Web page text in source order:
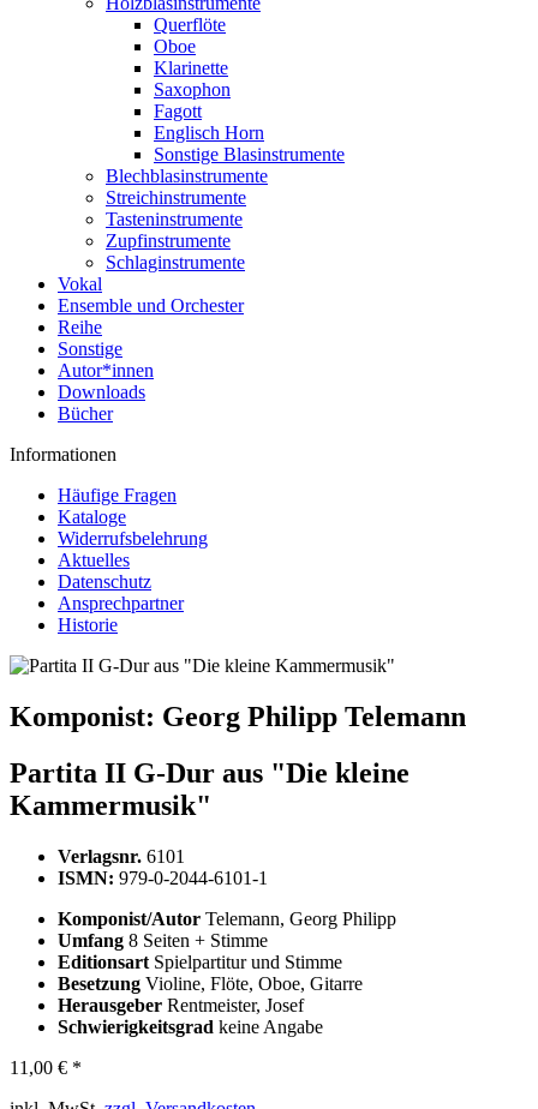
Querflöte
Oboe
Klarinette
Saxophon
Fagott
Englisch Horn
Sonstige Blasinstrumente
Blechblasinstrumente
Streichinstrumente
Tasteninstrumente
Zupfinstrumente
Schlaginstrumente
Vokal
Ensemble und Orchester
Reihe
Sonstige
Autor*innen
Downloads
Bücher
Informationen
Häufige Fragen
Kataloge
Widerrufsbelehrung
Aktuelles
Datenschutz
Ansprechpartner
Historie
Komponist: Georg Philipp Telemann
Partita II G-Dur aus "Die kleine
Kammermusik"
Verlagsnr. 6101
ISMN: 979-0-2044-6101-1
Komponist/Autor Telemann, Georg Philipp
Umfang 8 Seiten + Stimme
Editionsart Spielpartitur und Stimme
Besetzung Violine, Flöte, Oboe, Gitarre
Herausgeber Rentmeister, Josef
Schwierigkeitsgrad keine Angabe
11,00 € *